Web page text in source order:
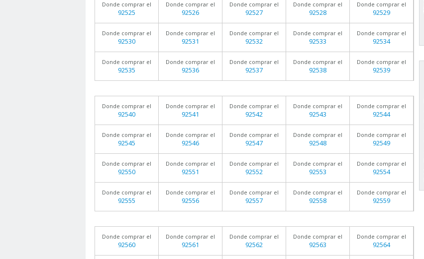
Donde comprar el
92525
Donde comprar el
92526
Donde comprar el
92527
Donde comprar el
92528
Donde comprar el
92529
Donde comprar el
92530
Donde comprar el
92531
Donde comprar el
92532
Donde comprar el
92533
Donde comprar el
92534
Donde comprar el
92535
Donde comprar el
92536
Donde comprar el
92537
Donde comprar el
92538
Donde comprar el
92539
Donde comprar el
92540
Donde comprar el
92541
Donde comprar el
92542
Donde comprar el
92543
Donde comprar el
92544
Donde comprar el
92545
Donde comprar el
92546
Donde comprar el
92547
Donde comprar el
92548
Donde comprar el
92549
Donde comprar el
92550
Donde comprar el
92551
Donde comprar el
92552
Donde comprar el
92553
Donde comprar el
92554
Donde comprar el
92555
Donde comprar el
92556
Donde comprar el
92557
Donde comprar el
92558
Donde comprar el
92559
Donde comprar el
92560
Donde comprar el
92561
Donde comprar el
92562
Donde comprar el
92563
Donde comprar el
92564